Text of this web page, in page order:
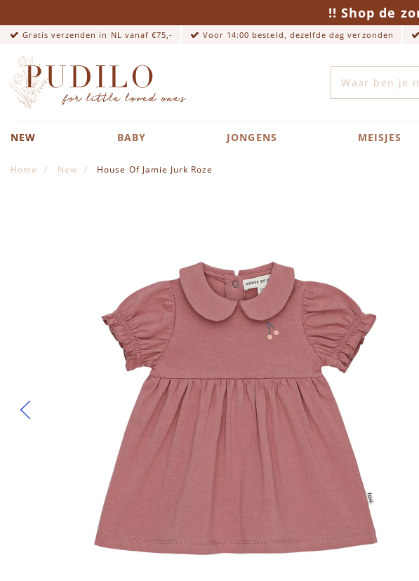
!! Shop de
Gratis verzenden in NL vanaf €75,- Voor 14:00 besteld, dezelfde dag verzonden
NEW BABY JONGENS MEISJES
Home New House Of Jamie Jurk Roze